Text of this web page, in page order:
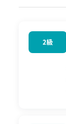
2級